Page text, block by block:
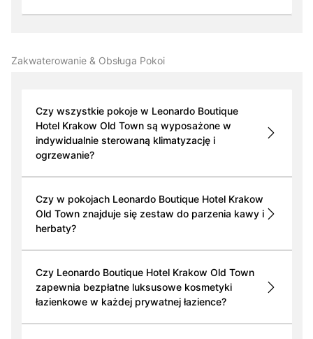
Zakwaterowanie & Obsługa Pokoi
Czy wszystkie pokoje w Leonardo Boutique
Hotel Krakow Old Town są wyposażone w
indywidualnie sterowaną klimatyzację i
ogrzewanie?
Czy w pokojach Leonardo Boutique Hotel Krakow
Old Town znajduje się zestaw do parzenia kawy i
herbaty?
Czy Leonardo Boutique Hotel Krakow Old Town
zapewnia bezpłatne luksusowe kosmetyki
łazienkowe w każdej prywatnej łazience?